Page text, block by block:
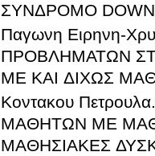
ΣΥΝΔΡΟΜΟ
Παγωνη Ειρηνη-
ΠΡΟΒΛΗΜΑΤΩΝ
ΜΕ ΚΑΙ ΔΙΧΩΣ
Κοντακου
ΜΑΘΗΤΩΝ ΜΕ
ΜΑΘΗΣΙΑΚΕΣ